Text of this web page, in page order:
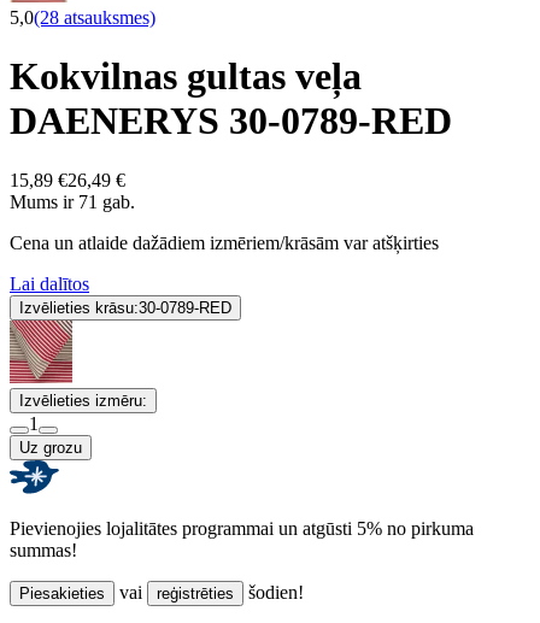
5,0(28 atsauksmes)
Kokvilnas gultas veļa
DAENERYS 30-0789-RED
15,89 €26,49 €
Mums ir 71 gab.
Cena un atlaide dažādiem izmēriem/krāsām var atšķirties
Lai dalītos
Izvēlieties krāsu:30-0789-RED
Izvēlieties izmēru:
1
Uz grozu
Pievienojies lojalitātes programmai un atgūsti 5% no pirkuma
summas!
Piesakieties vai reģistrēties šodien!